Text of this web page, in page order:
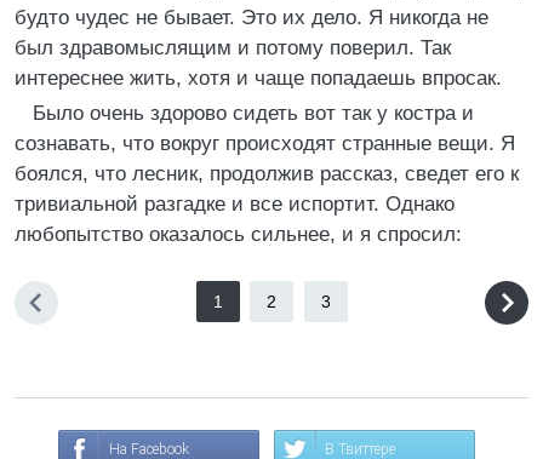
будто чудес не бывает. Это их дело. Я никогда не
был здравомыслящим и потому поверил. Так
интереснее жить, хотя и чаще попадаешь впросак.
Было очень здорово сидеть вот так у костра и
сознавать, что вокруг происходят странные вещи. Я
боялся, что лесник, продолжив рассказ, сведет его к
тривиальной разгадке и все испортит. Однако
любопытство оказалось сильнее, и я спросил:
1 2 3
На Facebook В Твиттере